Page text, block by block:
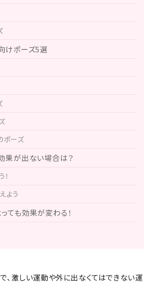
けポーズ5選
ポーズ
果が出ない場合は？
よう
ても効果が変わる！
、激しい運動や外に出なくてはできない運